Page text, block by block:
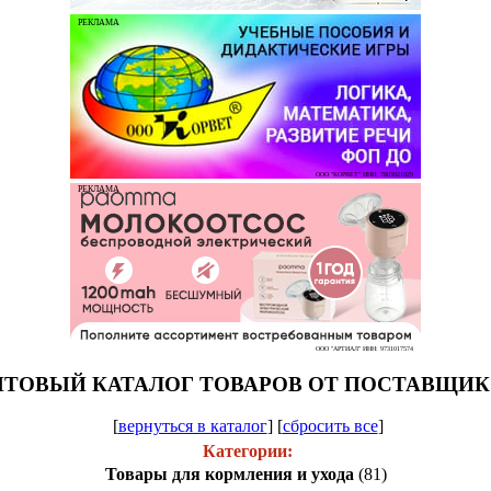
РЕКЛАМА
ООО "КОРВЕТ" ИНН: 7803021829
РЕКЛАМА
ООО "АРТИАЛ" ИНН: 9731017574
КАТАЛОГ ТОВАРОВ ОТ
[вернуться в каталог] [сбросить все]
Категории:
Товары для кормления и ухода (81)